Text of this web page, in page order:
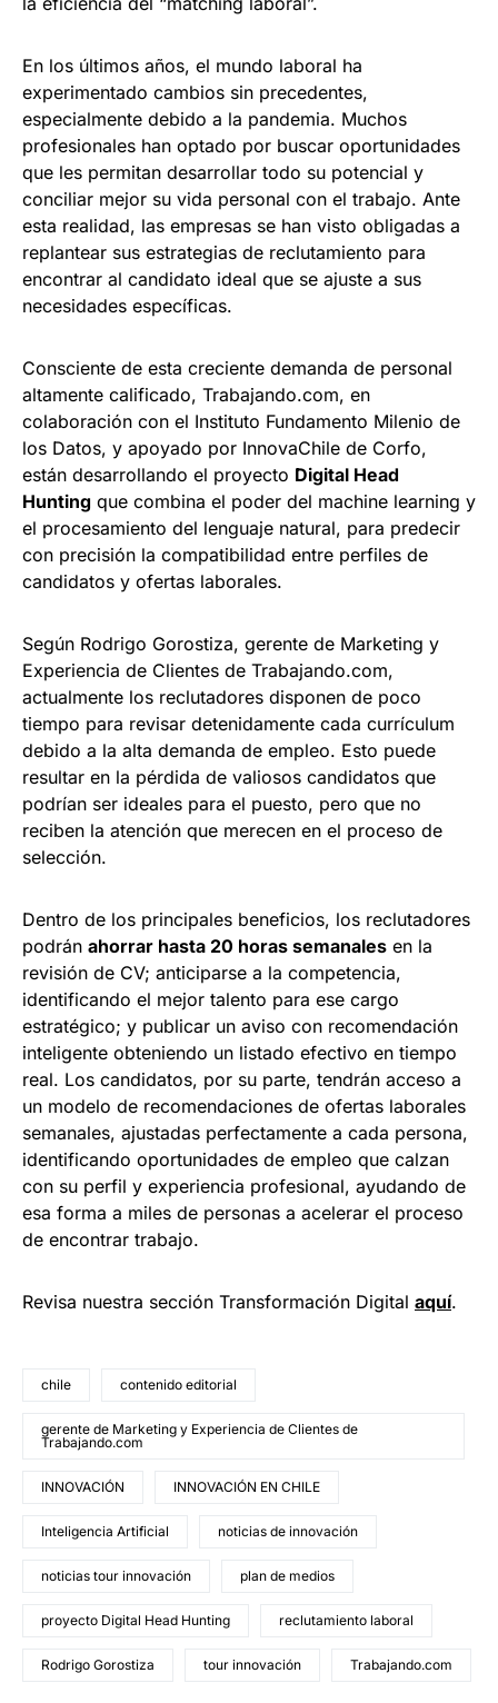
En los últimos años, el mundo laboral ha
experimentado cambios sin precedentes,
especialmente debido a la pandemia. Muchos
profesionales han optado por buscar oportunidades
que les permitan desarrollar todo su potencial y
conciliar mejor su vida personal con el trabajo. Ante
esta realidad, las empresas se han visto obligadas a
replantear sus estrategias de reclutamiento para
encontrar al candidato ideal que se ajuste a sus
necesidades específicas.
Consciente de esta creciente demanda de personal
altamente calificado, Trabajando.com, en
colaboración con el Instituto Fundamento Milenio de
los Datos, y apoyado por InnovaChile de Corfo,
están desarrollando el proyecto Digital Head
Hunting que combina el poder del machine learning y
el procesamiento del lenguaje natural, para predecir
con precisión la compatibilidad entre perfiles de
candidatos y ofertas laborales.
Según Rodrigo Gorostiza, gerente de Marketing y
Experiencia de Clientes de Trabajando.com,
actualmente los reclutadores disponen de poco
tiempo para revisar detenidamente cada currículum
debido a la alta demanda de empleo. Esto puede
resultar en la pérdida de valiosos candidatos que
podrían ser ideales para el puesto, pero que no
reciben la atención que merecen en el proceso de
selección.
Dentro de los principales beneficios, los reclutadores
podrán ahorrar hasta 20 horas semanales en la
revisión de CV; anticiparse a la competencia,
identificando el mejor talento para ese cargo
estratégico; y publicar un aviso con recomendación
inteligente obteniendo un listado efectivo en tiempo
real. Los candidatos, por su parte, tendrán acceso a
un modelo de recomendaciones de ofertas laborales
semanales, ajustadas perfectamente a cada persona,
identificando oportunidades de empleo que calzan
con su perfil y experiencia profesional, ayudando de
esa forma a miles de personas a acelerar el proceso
de encontrar trabajo.
Revisa nuestra sección Transformación Digital aquí.
chile contenido editorial
gerente de Marketing y Experiencia de Clientes de
Trabajando.com
INNOVACIÓN INNOVACIÓN EN CHILE
Inteligencia Artificial noticias de innovación
noticias tour innovación plan de medios
proyecto Digital Head Hunting reclutamiento laboral
Rodrigo Gorostiza tour innovación Trabajando.com